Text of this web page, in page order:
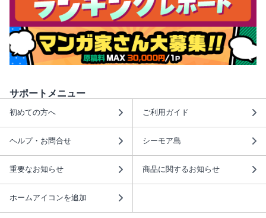
サポートメニュー
初めての方へ ご利用ガイド
ヘルプ・お問合せ シーモア島
重要なお知らせ 商品に関するお知らせ
ホームアイコンを追加